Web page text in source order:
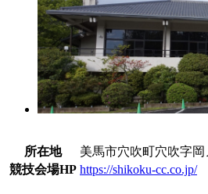
所在地
美馬市穴吹町穴吹字岡
競技会場HP https://shikoku-cc.co.jp/